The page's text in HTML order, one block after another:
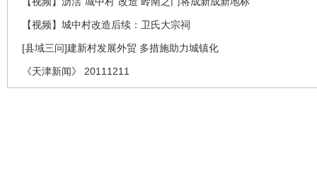
【视频】城中村改造后续：卫氏大宗祠
[县域三问]建新村发展外贸 多措施助力城镇化
《天津新闻》 20111211